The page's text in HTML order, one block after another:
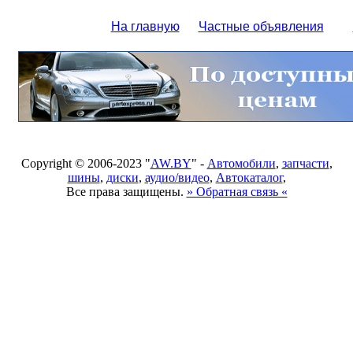
На главную Частные объявления
Copyright © 2006-2023 "AW.BY" - Автомобили, запчасти,
шины, диски, аудио/видео, Автокаталог,
Все права защищены. » Обратная связь «